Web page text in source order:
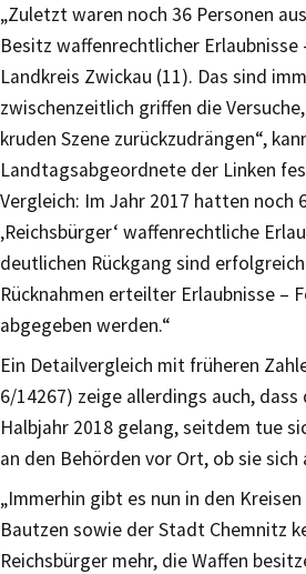
„Zuletzt waren noch 36 Personen
Besitz waffenrechtlicher Erlaubnisse
Landkreis Zwickau (11). Das sind
zwischenzeitlich griffen die
kruden Szene zurückzudrängen“,
Landtagsabgeordnete der Linken
Vergleich: Im Jahr 2017 hatten noch
‚Reichsbürger‘ waffenrechtliche
deutlichen Rückgang sind
Rücknahmen erteilter Erlaubnisse –
abgegeben werden.“
Ein Detailvergleich mit früheren
6/14267) zeige allerdings auch,
Halbjahr 2018 gelang, seitdem tue
an den Behörden vor Ort, ob sie sich
„Immerhin gibt es nun in den
Bautzen sowie der Stadt Chemnitz
Reichsbürger mehr, die Waffen